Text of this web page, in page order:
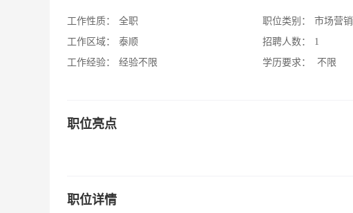
工作性质：
全职
工作区域：
泰顺
工作经验：
经验不限
职位类别：
市场营销
招聘人数：
1
学历要求：
不限
职位亮点
职位详情